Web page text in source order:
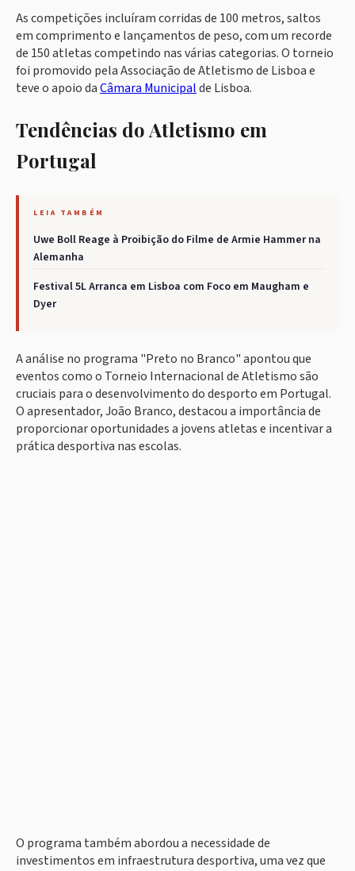
As competições incluíram corridas de 100 metros, saltos
em comprimento e lançamentos de peso, com um recorde
de 150 atletas competindo nas várias categorias. O torneio
foi promovido pela Associação de Atletismo de Lisboa e
teve o apoio daCâmara Municipalde Lisboa.
Tendências do Atletismo em
Portugal
LEIA TAMBÉM
Uwe Boll Reage à Proibição do Filme de Armie Hammer na
Alemanha
Festival 5L Arranca em Lisboa com Foco em Maugham e
Dyer
A análise no programa "Preto no Branco" apontou que
eventos como o Torneio Internacional de Atletismo são
cruciais para o desenvolvimento do desporto em Portugal.
O apresentador, João Branco, destacou a importância de
proporcionar oportunidades a jovens atletas e incentivar a
prática desportiva nas escolas.
O programa também abordou a necessidade de
investimentos em infraestrutura desportiva, uma vez que